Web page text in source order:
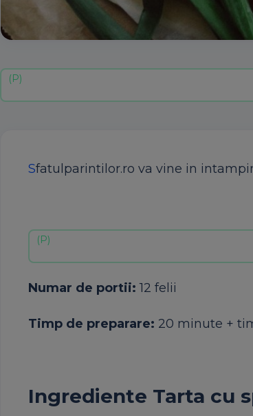
Sfatulparintilor.ro va vine in
Numar de portii: 12 felii
Timp de preparare: 20 minute +
Ingrediente Tarta cu